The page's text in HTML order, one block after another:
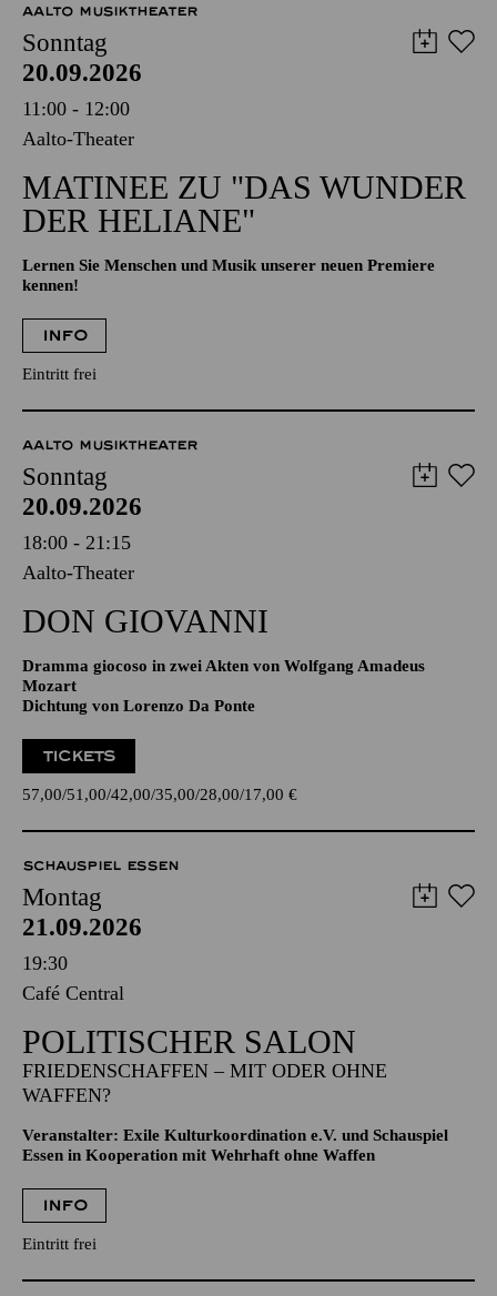
AALTO MUSIKTHEATER
Sonntag
20.09.2026
11:00 - 12:00
Aalto-Theater
MATINEE ZU "DAS WUNDER
DER HELIANE"
Lernen Sie Menschen und Musik unserer neuen Premiere
kennen!
INFO
Eintritt frei
AALTO MUSIKTHEATER
Sonntag
20.09.2026
18:00 - 21:15
Aalto-Theater
DON GIO­VANNI
Dramma giocoso in zwei Akten von Wolfgang Amadeus
Mozart
Dichtung von Lorenzo Da Ponte
TICKETS
57,00 51,00 42,00 35,00 28,00 17,00 €
SCHAUSPIEL ESSEN
Montag
21.09.2026
19:30
Café Central
POLITISCHER SALON
FRIEDENSCHAFFEN – MIT ODER OHNE
WAFFEN?
Veranstalter: Exile Kulturkoordination e.V. und Schauspiel
Essen in Kooperation mit Wehrhaft ohne Waffen
INFO
Eintritt frei